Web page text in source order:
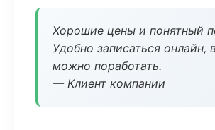
Хорошие цены и понятный
Удобно записаться онлайн,
можно поработать.
— Клиент компании